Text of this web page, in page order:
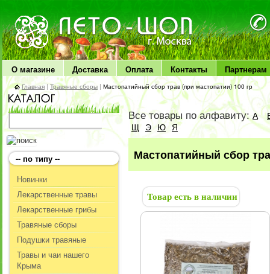
ЛЕТО чудо здоровья
О магазине Доставка Оплата Контакты Партнерам
Главная |Травяные сборы | Мастопатийный сбор трав (при мастопатии) 100 гр
-- по типу --
Новинки
Лекарственные травы
Лекарственные грибы
Травяные сборы
Подушки травяные
Травы и чаи нашего
Крыма
Все товары по алфавиту:А
Щ Э Ю Я
Мастопатийный сбор
Товар есть в наличии